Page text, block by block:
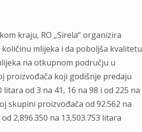
kraju, RO „Sirela“ organizira
mlijeka i da poboljša kvalitetu
na otkupnom području u
proizvođača koji godišnje predaju
litara od 3 na 41, 16 na 98 i od 225 na
skupini proizvođača od 92.562 na
2,896.350 na 13,503.753 litara